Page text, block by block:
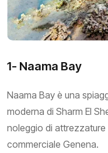
1- Naama Bay
Naama Bay è una
moderna di Sharm El
noleggio di
commerciale Genena.